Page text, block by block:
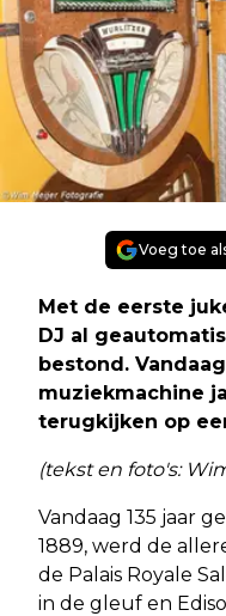
Voeg toe
Met de eerste
DJ al
bestond.
muziekmachine
terugkijken op
(tekst en foto's:
Vandaag 135 jaar
1889, werd de
de Palais Royale
in de gleuf en